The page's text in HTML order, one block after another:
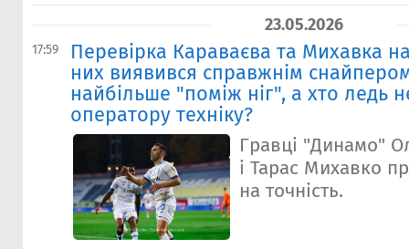
23.05.2026
17:59
Перевірка Караваєва та Михавка
них виявився справжнім
найбільше "поміж ніг", а хто ледь
оператору техніку?
Гравці "Динамо"
і Тарас Михавко
на точність.